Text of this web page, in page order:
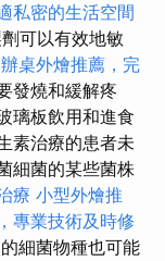
私密的生活空間
可以有效地敏
桌外燴推薦，完
發燒和緩解疼
璃板飲用和進食
素治療的患者未
細菌的某些菌株
療 小型外燴推
專業技術及時修
細菌物種也可能